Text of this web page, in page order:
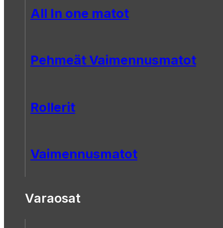
All In one matot
Pehmeät Vaimennusmatot
Rollerit
Vaimennusmatot
Varaosat